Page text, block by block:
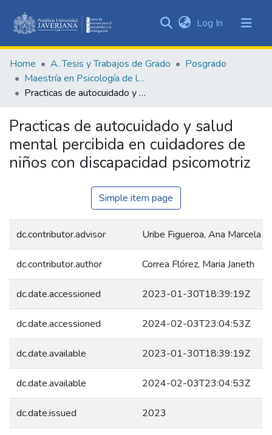
&
Collections
All of DSpace
Statistics
Log In (current)
Home A. Tesis y Trabajos de Grado
Posgrado
Maestría en Psicología de la Salud
Practicas de autocuidado y salud mental percibida en cuidadores de niños con discapacidad psicomotriz
Practicas de autocuidado y salud
mental percibida en cuidadores de
niños con discapacidad psicomotriz
Simple item page
dc.contributor.advisor Uribe Figueroa, Ana Marcela
dc.contributor.author Correa Flórez, Maria Janeth
dc.date.accessioned 2023-01-30T18:39:19Z
dc.date.accessioned 2024-02-03T23:04:53Z
dc.date.available 2023-01-30T18:39:19Z
dc.date.available 2024-02-03T23:04:53Z
dc.date.issued 2023